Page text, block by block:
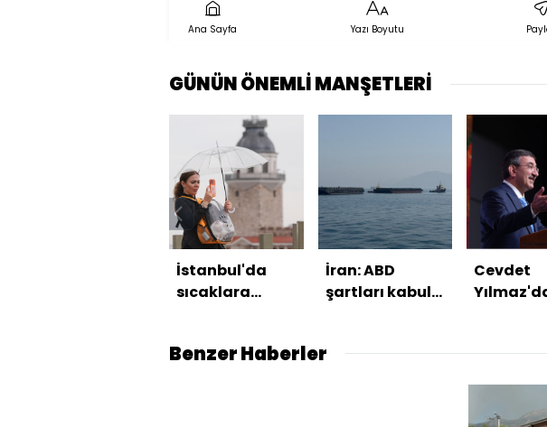
Ana Sayfa Yazı Boyutu
GÜNÜN ÖNEMLİ MANŞETLERİ
İstanbul'da
sıcaklara
İran: ABD
şartları kabul
Cevdet
mesajı
Benzer Haberler